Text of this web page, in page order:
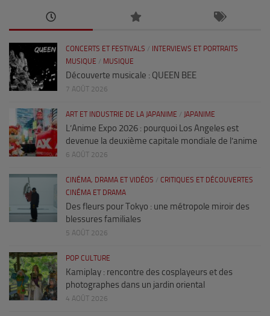
CONCERTS ET FESTIVALS / INTERVIEWS ET PORTRAITS
MUSIQUE / MUSIQUE
Découverte musicale : QUEEN BEE
7 AOÛT 2026
ART ET INDUSTRIE DE LA JAPANIME / JAPANIME
L’Anime Expo 2026 : pourquoi Los Angeles est
devenue la deuxième capitale mondiale de l’anime
6 AOÛT 2026
CINÉMA, DRAMA ET VIDÉOS / CRITIQUES ET DÉCOUVERTES
CINÉMA ET DRAMA
Des fleurs pour Tokyo : une métropole miroir des
blessures familiales
5 AOÛT 2026
POP CULTURE
Kamiplay : rencontre des cosplayeurs et des
photographes dans un jardin oriental
4 AOÛT 2026